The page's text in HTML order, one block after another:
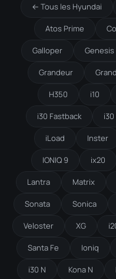
← Tous les Hyundai
Atos Prime
Galloper Genesis
Grandeur
H350 i10
i30 Fastback
iLoad Inster
IONIQ 9 ix20
Lantra Matrix
Sonata Sonica
Veloster XG
Santa Fe Ioniq
i30 N Kona N